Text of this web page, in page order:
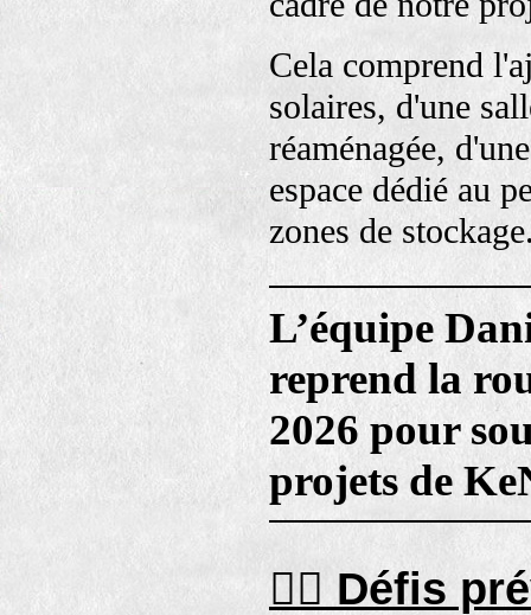
Cela comprend
solaires, d'une
réaménagée,
espace dédié au
zones de
L’équipe
reprend la
2026 pour
projets de
🚴‍♂️ Défis